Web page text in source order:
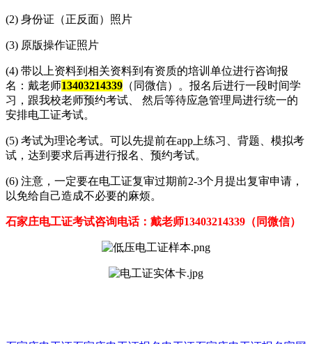
(2) 身份证（正反面）照片
(3) 原版操作证照片
(4) 带以上资料到相关资料到有资质的培训单位进行咨询报
名：戴老师13403214339 （同微信）。报名后进行一段时间学
习，跟我校老师预约考试、 然后等待应急管理局进行统一的
安排电工证考试。
(5) 考试为理论考试。可以先提前在app上练习、背题、模拟考
试，达到要求后再进行报名、预约考试。
(6) 注意，一定要在电工证复审过期前2-3个月提出复审申请，
以免给自己造成不必要的麻烦。
石家庄电工证考试咨询电话：戴老师13403214339（同微信）